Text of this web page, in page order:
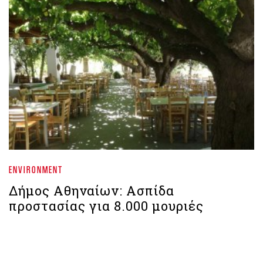
ENVIRONMENT
Δήμος Αθηναίων: Ασπίδα
προστασίας για 8.000 μουριές